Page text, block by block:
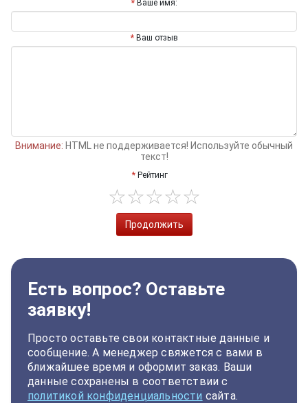
Ваше имя:
Ваш отзыв
Внимание: HTML не поддерживается! Используйте обычный
текст!
Рейтинг
Продолжить
Есть вопрос? Оставьте
заявку!
Просто оставьте свои контактные данные и
сообщение. А менеджер свяжется с вами в
ближайшее время и оформит заказ. Ваши
данные сохранены в соответствии с
политикой конфиденциальности сайта.